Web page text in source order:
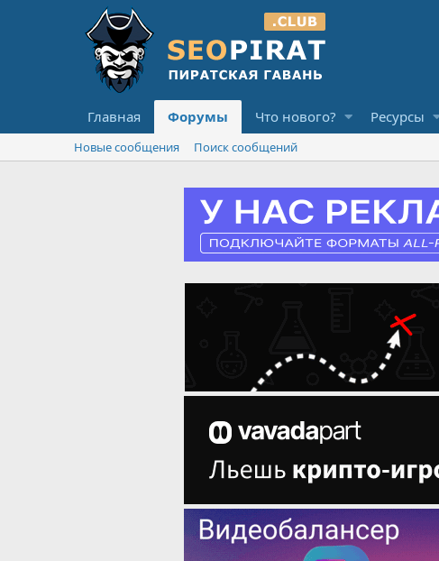
Главная Форумы Что нового? Ресурсы
Новые сообщения Поиск сообщений